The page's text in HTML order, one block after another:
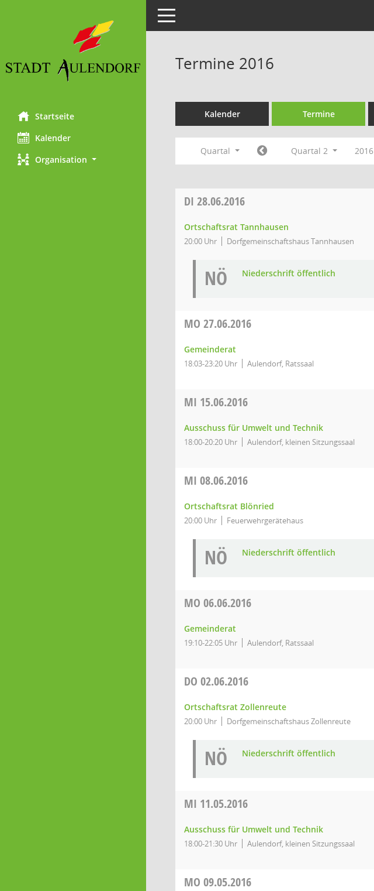
Startseite
Kalender
Organisation
Toggle navigation
Termine 2016
Kalender Termine
Quartal Quartal 2 2016
DI 28.06.2016
Ortschaftsrat Tannhausen
20:00 Uhr Dorfgemeinschaftshaus Tannhausen
NÖ Niederschrift öffentlich
MO 27.06.2016
Gemeinderat
18:03-23:20 Uhr Aulendorf, Ratssaal
MI 15.06.2016
Ausschuss für Umwelt und Technik
18:00-20:20 Uhr Aulendorf, kleinen Sitzungssaal
MI 08.06.2016
Ortschaftsrat Blönried
20:00 Uhr Feuerwehrgerätehaus
NÖ Niederschrift öffentlich
MO 06.06.2016
Gemeinderat
19:10-22:05 Uhr Aulendorf, Ratssaal
DO 02.06.2016
Ortschaftsrat Zollenreute
20:00 Uhr Dorfgemeinschaftshaus Zollenreute
NÖ Niederschrift öffentlich
MI 11.05.2016
Ausschuss für Umwelt und Technik
18:00-21:30 Uhr Aulendorf, kleinen Sitzungssaal
MO 09.05.2016